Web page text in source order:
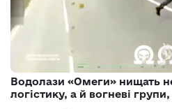
Водолази «Омеги» нищать
логістику, а й вогневі